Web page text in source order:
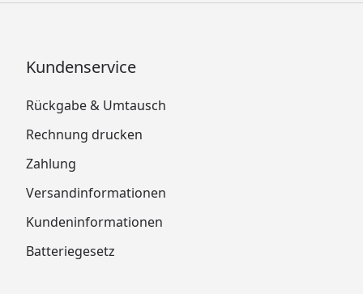
Kundenservice
Rückgabe & Umtausch
Rechnung drucken
Zahlung
Versandinformationen
Kundeninformationen
Batteriegesetz